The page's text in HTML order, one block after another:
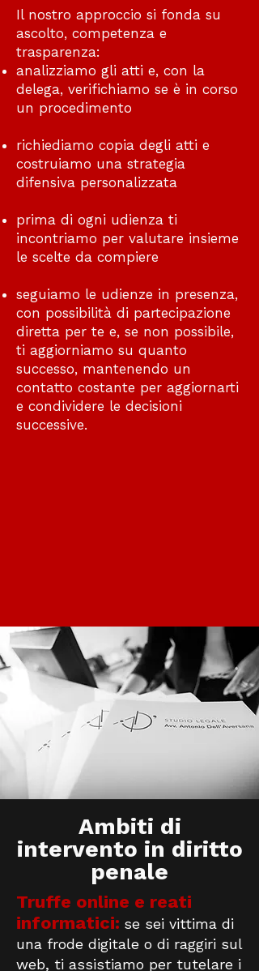
Il nostro approccio si fonda su
ascolto, competenza e
trasparenza:
analizziamo gli atti e, con la
delega, verifichiamo se è in corso
un procedimento
richiediamo copia degli atti e
costruiamo una strategia
difensiva personalizzata
prima di ogni udienza ti
incontriamo per valutare insieme
le scelte da compiere
seguiamo le udienze in presenza,
con possibilità di partecipazione
diretta per te e, se non possibile,
ti aggiorniamo su quanto
successo, mantenendo un
contatto costante per aggiornarti
e condividere le decisioni
successive.
Ambiti di
intervento in diritto
penale
Truffe online e reati
informatici: se sei vittima di
una frode digitale o di raggiri sul
web, ti assistiamo per tutelare i